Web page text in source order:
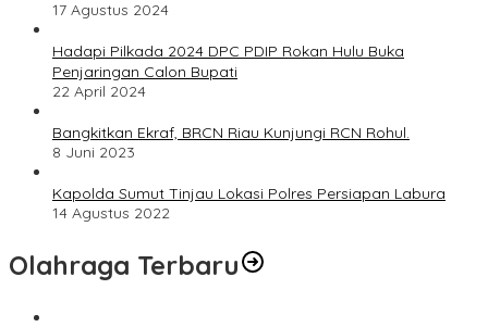
17 Agustus 2024
Hadapi Pilkada 2024 DPC PDIP Rokan Hulu Buka
Penjaringan Calon Bupati
22 April 2024
Bangkitkan Ekraf, BRCN Riau Kunjungi RCN Rohul.
8 Juni 2023
Kapolda Sumut Tinjau Lokasi Polres Persiapan Labura
14 Agustus 2022
Olahraga Terbaru